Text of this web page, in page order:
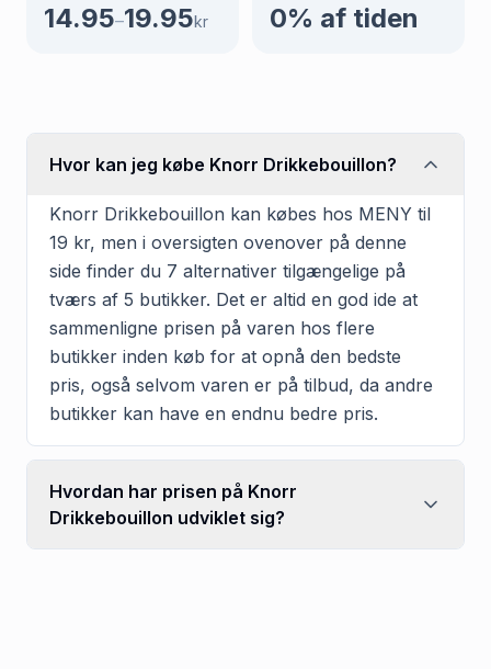
14.95–19.95kr 0% af tiden
Hvor kan jeg købe Knorr Drikkebouillon?
Knorr Drikkebouillon kan købes hos MENY til
19 kr, men i oversigten ovenover på denne
side finder du 7 alternativer tilgængelige på
tværs af 5 butikker. Det er altid en god ide at
sammenligne prisen på varen hos flere
butikker inden køb for at opnå den bedste
pris, også selvom varen er på tilbud, da andre
butikker kan have en endnu bedre pris.
Hvordan har prisen på Knorr
Drikkebouillon udviklet sig?